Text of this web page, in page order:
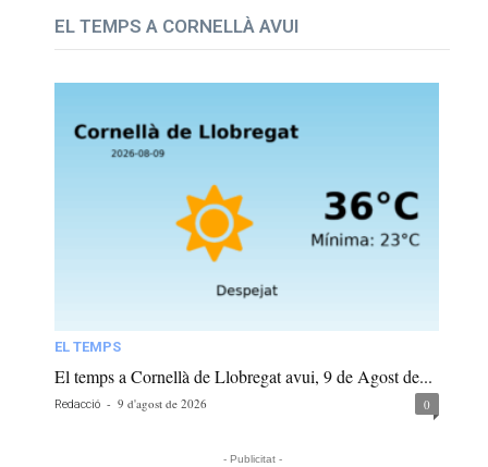
EL TEMPS A CORNELLÀ AVUI
EL TEMPS
El temps a Cornellà de Llobregat avui, 9 de Agost de...
Redacció - 9 d'agost de 2026 0
- Publicitat -